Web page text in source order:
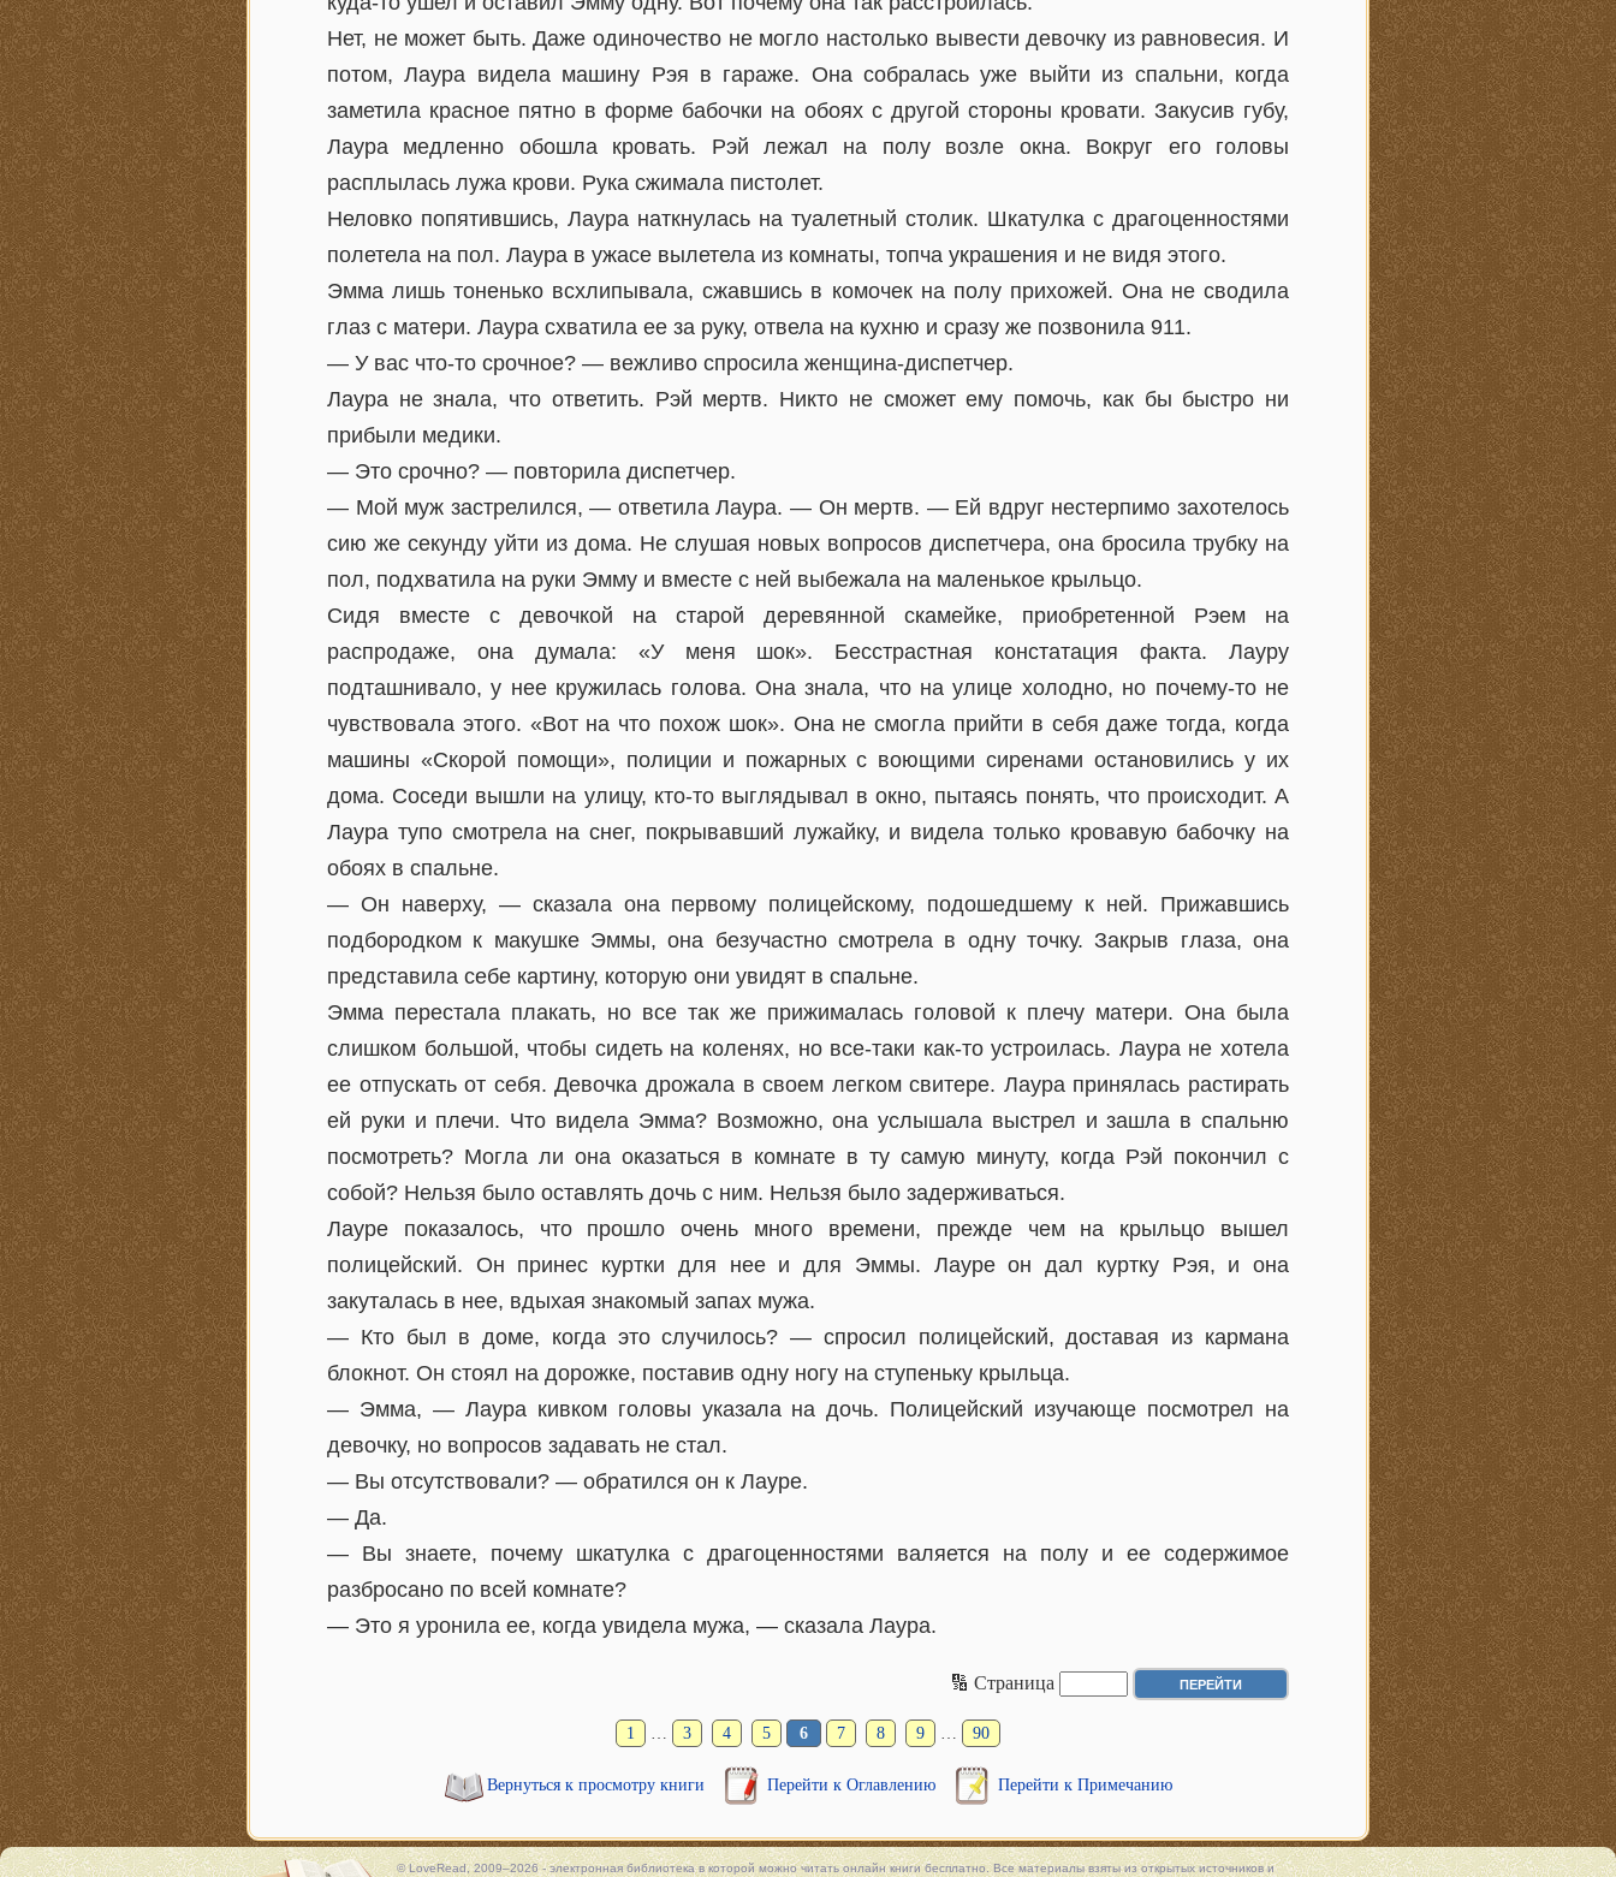
Нет, не может быть. Даже одиночество не могло настолько вывести девочку из равновесия. И
потом, Лаура видела машину Рэя в гараже. Она собралась уже выйти из спальни, когда
заметила красное пятно в форме бабочки на обоях с другой стороны кровати. Закусив губу,
Лаура медленно обошла кровать. Рэй лежал на полу возле окна. Вокруг его головы
расплылась лужа крови. Рука сжимала пистолет.
Неловко попятившись, Лаура наткнулась на туалетный столик. Шкатулка с драгоценностями
полетела на пол. Лаура в ужасе вылетела из комнаты, топча украшения и не видя этого.
Эмма лишь тоненько всхлипывала, сжавшись в комочек на полу прихожей. Она не сводила
глаз с матери. Лаура схватила ее за руку, отвела на кухню и сразу же позвонила 911.
— У вас что-то срочное? — вежливо спросила женщина-диспетчер.
Лаура не знала, что ответить. Рэй мертв. Никто не сможет ему помочь, как бы быстро ни
прибыли медики.
— Это срочно? — повторила диспетчер.
— Мой муж застрелился, — ответила Лаура. — Он мертв. — Ей вдруг нестерпимо захотелось
сию же секунду уйти из дома. Не слушая новых вопросов диспетчера, она бросила трубку на
пол, подхватила на руки Эмму и вместе с ней выбежала на маленькое крыльцо.
Сидя вместе с девочкой на старой деревянной скамейке, приобретенной Рэем на
распродаже, она думала: «У меня шок». Бесстрастная констатация факта. Лауру
подташнивало, у нее кружилась голова. Она знала, что на улице холодно, но почему-то не
чувствовала этого. «Вот на что похож шок». Она не смогла прийти в себя даже тогда, когда
машины «Скорой помощи», полиции и пожарных с воющими сиренами остановились у их
дома. Соседи вышли на улицу, кто-то выглядывал в окно, пытаясь понять, что происходит. А
Лаура тупо смотрела на снег, покрывавший лужайку, и видела только кровавую бабочку на
обоях в спальне.
— Он наверху, — сказала она первому полицейскому, подошедшему к ней. Прижавшись
подбородком к макушке Эммы, она безучастно смотрела в одну точку. Закрыв глаза, она
представила себе картину, которую они увидят в спальне.
Эмма перестала плакать, но все так же прижималась головой к плечу матери. Она была
слишком большой, чтобы сидеть на коленях, но все-таки как-то устроилась. Лаура не хотела
ее отпускать от себя. Девочка дрожала в своем легком свитере. Лаура принялась растирать
ей руки и плечи. Что видела Эмма? Возможно, она услышала выстрел и зашла в спальню
посмотреть? Могла ли она оказаться в комнате в ту самую минуту, когда Рэй покончил с
собой? Нельзя было оставлять дочь с ним. Нельзя было задерживаться.
Лауре показалось, что прошло очень много времени, прежде чем на крыльцо вышел
полицейский. Он принес куртки для нее и для Эммы. Лауре он дал куртку Рэя, и она
закуталась в нее, вдыхая знакомый запах мужа.
— Кто был в доме, когда это случилось? — спросил полицейский, доставая из кармана
блокнот. Он стоял на дорожке, поставив одну ногу на ступеньку крыльца.
— Эмма, — Лаура кивком головы указала на дочь. Полицейский изучающе посмотрел на
девочку, но вопросов задавать не стал.
— Вы отсутствовали? — обратился он к Лауре.
— Да.
— Вы знаете, почему шкатулка с драгоценностями валяется на полу и ее содержимое
разбросано по всей комнате?
— Это я уронила ее, когда увидела мужа, — сказала Лаура.
🔢 Страница
1 … 3 4 5 6 7 8 9 … 90
Вернуться к просмотру книги Перейти к Оглавлению Перейти к Примечанию
© LoveRead, 2009–2026 - электронная библиотека в которой можночитать онлайн книгибесплатно. Все материалы взяты из открытых источников и